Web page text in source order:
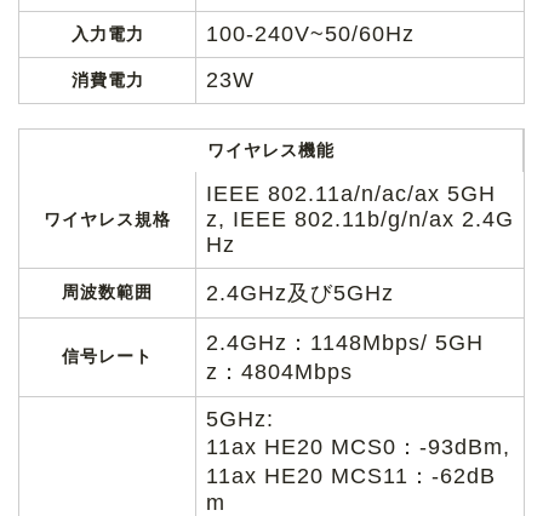
入力電力 100-240V~50/60Hz
消費電力 23W
ワイヤレス機能
ワイヤレス規格
IEEE 802.11a/n/ac/ax 5GH
z, IEEE 802.11b/g/n/ax 2.4G
Hz
周波数範囲 2.4GHz及び5GHz
信号レート
2.4GHz：1148Mbps/ 5GH
z：4804Mbps
5GHz:
11ax HE20 MCS0：-93dBm,
11ax HE20 MCS11：-62dB
m